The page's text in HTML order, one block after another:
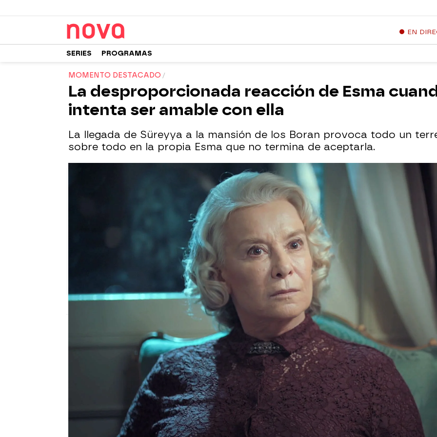
EN
SERIES PROGRAMAS
MOMENTO DESTACADO
La desproporcionada reacción de Esma
intenta ser amable con ella
La llegada de Süreyya a la mansión de los Boran provoca todo un
sobre todo en la propia Esma que no termina de aceptarla.
19 de junio de 2023, 23:03
WhatsappFacebook
X
Cuando Esma se entera por boca de sus hijos de que Faruk se
acaba de casar con una desconocida llamada Süreyya no se lo
termina de creer.No puede comprender por qué su hijo mayor
la ha desobedecido. Sus planes de tener a Ipek como nuera se
han ido al traste y la llegada de otra mujer a la que no conoce
ni ha podido investigar la molesta especialmente.